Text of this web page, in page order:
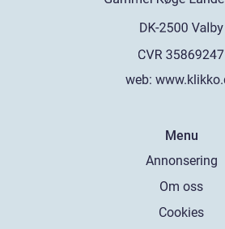
web:
Menu
Annonsering
Om oss
Cookies